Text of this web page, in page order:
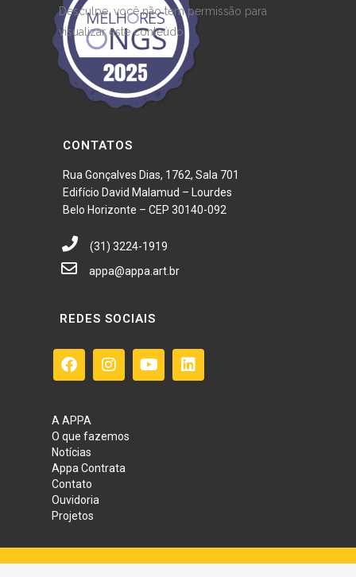
Desculpe, você não tem permissão para
visualizar este conteúdo
CONTATOS
Rua Gonçalves Dias, 1762, Sala 701
Edifício David Malamud – Lourdes
Belo Horizonte – CEP 30140-092
(31) 3224-1919
appa@appa.art.br
REDES SOCIAIS
A APPA
O que fazemos
Notícias
Appa Contrata
Contato
Ouvidoria
Projetos